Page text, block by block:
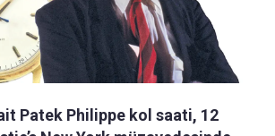
Patek Philippe kol saati, 12